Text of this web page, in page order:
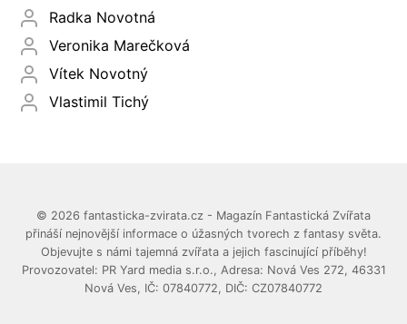
Radka Novotná
Veronika Marečková
Vítek Novotný
Vlastimil Tichý
© 2026 fantasticka-zvirata.cz - Magazín Fantastická Zvířata
přináší nejnovější informace o úžasných tvorech z fantasy světa.
Objevujte s námi tajemná zvířata a jejich fascinující příběhy!
Provozovatel: PR Yard media s.r.o., Adresa: Nová Ves 272, 46331
Nová Ves, IČ: 07840772, DIČ: CZ07840772